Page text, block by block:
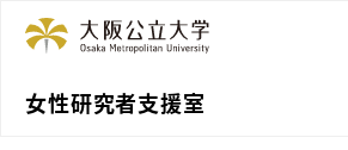
女性研究者支援室